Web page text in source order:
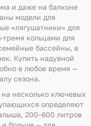
и даже на балконе
модели для
«лягушатники» для
кольцами для
бассейны, в
Купить надувной
в любое время —
сезона.
несколько ключевых
определяют
200–600 литров